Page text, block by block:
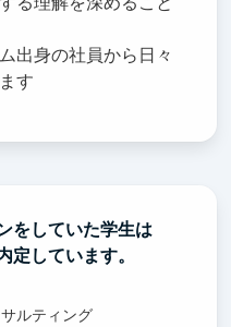
出身の社員から日々
す
をしていた学生は
定しています。
ルティング